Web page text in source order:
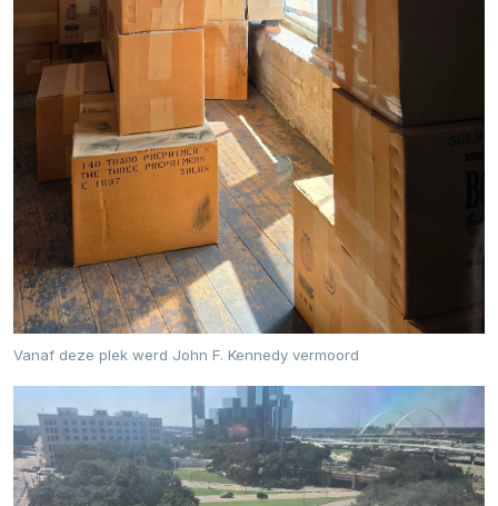
Vanaf deze plek werd John F. Kennedy vermoord